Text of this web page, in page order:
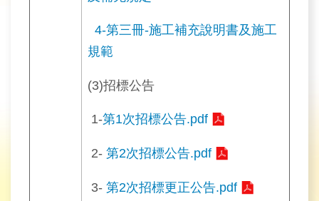
4-第三冊-施工補充說明書及施工
規範
(3)招標公告
1-第1次招標公告.pdf
2- 第2次招標公告.pdf
3- 第2次招標更正公告.pdf